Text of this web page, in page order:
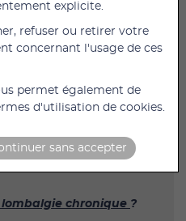
Donjoy, elle offre
optimal grâce à son
passent dans la ceinture
placées au niveau des
antalgique Cefar Tens
électrique
chronique ?
explicite.
refuser ou retirer votre
concernant l'usage de ces
permet également de
d'utilisation de cookies.
sans accepter